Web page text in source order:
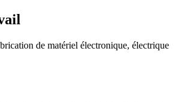
de matériel électronique, électrique